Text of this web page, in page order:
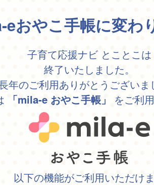
eおやこ手帳に変わ
子育て応援ナビ とことこは
終了いたしました。
年のご利用ありがとうございま
「mila-e おやこ手帳」 をご利
以下の機能がご利用いただけ